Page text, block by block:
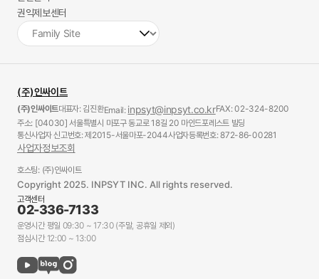
권익제보센터
(주)인싸이트
(주)인싸이트대표자: 김진환Email: inpsyt@inpsyt.co.krFAX: 02-324-8200
주소: [04030] 서울특별시 마포구 동교로 18길 20 마인드포레스트 빌딩
통신사업자 신고번호: 제2015-서울마포-2044사업자등록번호: 872-86-00281
사업자정보조회
호스팅: (주)인싸이트
Copyright 2025. INPSYT INC. All rights reserved.
고객센터
02-336-7133
운영시간 평일 09:30 ~ 17:30 (주말, 공휴일 제외)
점심시간 12:00 ~ 13:00